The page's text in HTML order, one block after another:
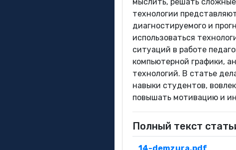
технологии
диагностируемого и
использоваться
ситуаций в работе
компьютерной графики,
технологий. В статье
навыки студентов,
повышать мотивацию и
Полный текст